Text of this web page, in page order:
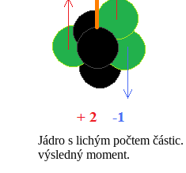
Jádro s lichým počtem
výsledný moment.